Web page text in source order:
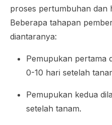
proses pertumbuhan dan
Beberapa tahapan
diantaranya:
Pemupukan pertama
0-10 hari setelah
Pemupukan kedua
setelah tanam.